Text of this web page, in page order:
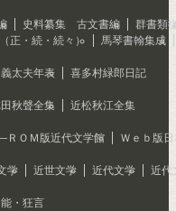
史料纂集 古文書編
群書類
正・続・続々）
馬琴書翰集成
義太夫年表
喜多村緑郎日記
秋聲全集
近松秋江全集
ＲＯＭ版近代文学館
Ｗｅｂ版
学
近世文学 近代文学
近代
能・狂言